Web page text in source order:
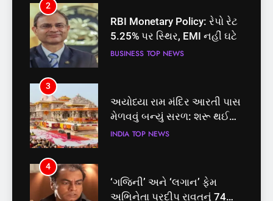
2
RBI Monetary Policy: રેપો રેટ
5.25% પર સ્થિર, EMI નહીં ઘટે
BUSINESS TOP NEWS
3
અયોધ્યા રામ મંદિર આરતી પાસ
મેળવવું બન્યું સરળ: શરૂ થઈ
તત્કાલ સુવિધા, જાણો સંપૂર્ણ
INDIA TOP NEWS
4
‘ગજિની’ અને ‘લગાન’ ફેમ
અભિનેતા પ્રદીપ રાવતનું 74